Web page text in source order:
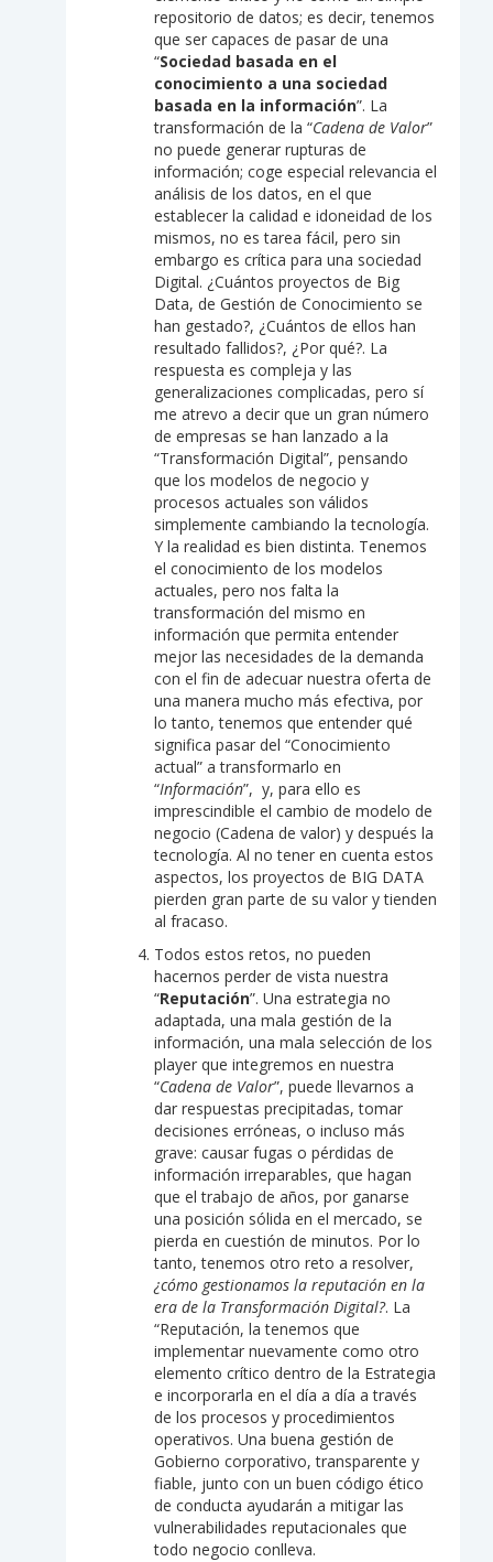
repositorio de datos; es decir, tenemos
que ser capaces de pasar de una
“Sociedad basada en el
conocimiento a una sociedad
basada en la información”. La
transformación de la “Cadena de Valor”
no puede generar rupturas de
información; coge especial relevancia el
análisis de los datos, en el que
establecer la calidad e idoneidad de los
mismos, no es tarea fácil, pero sin
embargo es crítica para una sociedad
Digital. ¿Cuántos proyectos de Big
Data, de Gestión de Conocimiento se
han gestado?, ¿Cuántos de ellos han
resultado fallidos?, ¿Por qué?. La
respuesta es compleja y las
generalizaciones complicadas, pero sí
me atrevo a decir que un gran número
de empresas se han lanzado a la
“Transformación Digital”, pensando
que los modelos de negocio y
procesos actuales son válidos
simplemente cambiando la tecnología.
Y la realidad es bien distinta. Tenemos
el conocimiento de los modelos
actuales, pero nos falta la
transformación del mismo en
información que permita entender
mejor las necesidades de la demanda
con el fin de adecuar nuestra oferta de
una manera mucho más efectiva, por
lo tanto, tenemos que entender qué
significa pasar del “Conocimiento
actual” a transformarlo en
“Información”, y, para ello es
imprescindible el cambio de modelo de
negocio (Cadena de valor) y después la
tecnología. Al no tener en cuenta estos
aspectos, los proyectos de BIG DATA
pierden gran parte de su valor y tienden
al fracaso.
Todos estos retos, no pueden
hacernos perder de vista nuestra
“Reputación”. Una estrategia no
adaptada, una mala gestión de la
información, una mala selección de los
player que integremos en nuestra
“Cadena de Valor”, puede llevarnos a
dar respuestas precipitadas, tomar
decisiones erróneas, o incluso más
grave: causar fugas o pérdidas de
información irreparables, que hagan
que el trabajo de años, por ganarse
una posición sólida en el mercado, se
pierda en cuestión de minutos. Por lo
tanto, tenemos otro reto a resolver,
¿cómo gestionamos la reputación en la
era de la Transformación Digital?. La
“Reputación, la tenemos que
implementar nuevamente como otro
elemento crítico dentro de la Estrategia
e incorporarla en el día a día a través
de los procesos y procedimientos
operativos. Una buena gestión de
Gobierno corporativo, transparente y
fiable, junto con un buen código ético
de conducta ayudarán a mitigar las
vulnerabilidades reputacionales que
todo negocio conlleva.